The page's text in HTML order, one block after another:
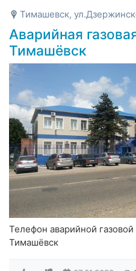
Тимашевск,
Аварийная
Тимашёвск
Телефон аварийной
Тимашёвск